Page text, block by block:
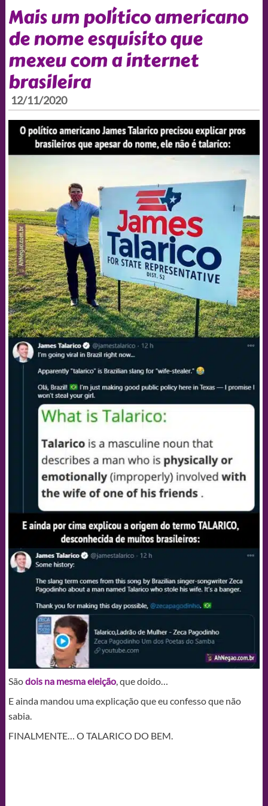
Mais um político americano
de nome esquisito que
mexeu com a internet
brasileira
12/11/2020
Sãodois na mesma eleição, que doido…
E ainda mandou uma explicação que eu confesso que não
sabia.
FINALMENTE… O TALARICO DO BEM.